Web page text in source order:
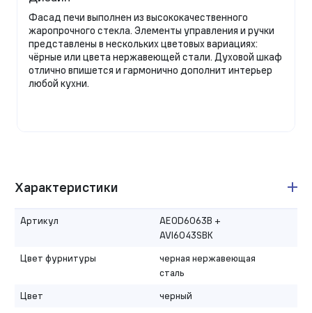
Фасад печи выполнен из высококачественного
жаропрочного стекла. Элементы управления и ручки
представлены в нескольких цветовых вариациях:
чёрные или цвета нержавеющей стали. Духовой шкаф
отлично впишется и гармонично дополнит интерьер
любой кухни.
Характеристики
Артикул
AEOD6063B +
AVI6043SBK
Цвет фурнитуры
черная нержавеющая
сталь
Цвет
черный